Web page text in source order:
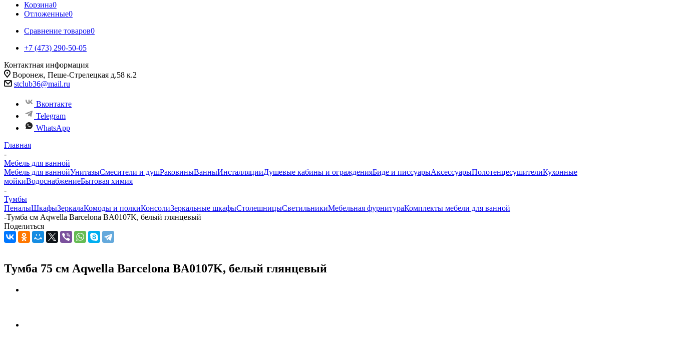
Корзина0
Отложенные0
Сравнение товаров0
+7 (473) 290-50-05
Контактная информация
Воронеж, Пеше-Стрелецкая д.58 к.2
stclub36@mail.ru
Вконтакте
Telegram
WhatsApp
Главная
-
Мебель для ванной
Мебель для ваннойУнитазыСмесители и душРаковиныВанныИнсталляцииДушевые кабины и огражденияБиде и писсуарыАксессуарыПолотенцесушителиКухонные
мойкиВодоснабжениеБытовая химия
-
Тумбы
ПеналыШкафыЗеркалаКомоды и полкиКонсолиЗеркальные шкафыСтолешницыСветильникиМебельная фурнитураКомплекты мебели для ванной
-Тумба см Aqwella Barcelona BA0107K, белый глянцевый
Поделиться
Тумба 75 см Aqwella Barcelona BA0107K, белый глянцевый